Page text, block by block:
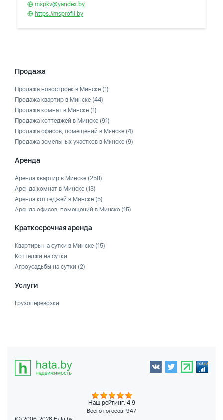
mspkv@yandex.by
https://msprofil.by
Продажа
Продажа новостроек в Минске (1)
Продажа квартир в Минске (44)
Продажа комнат в Минске (1)
Продажа коттеджей в Минске (91)
Продажа офисов, помещений в Минске (4)
Продажа земельных участков в Минске (9)
Аренда
Аренда квартир в Минске (258)
Аренда комнат в Минске (13)
Аренда коттеджей в Минске (5)
Аренда офисов, помещений в Минске (15)
Краткосрочная аренда
Квартиры на сутки в Минске (15)
Коттеджи на сутки
Агроусадьбы на сутки (2)
Услуги
Грузоперевозки
Наш рейтинг: 4.9
Всего голосов: 947
(C) 2006-2026 Hata.by